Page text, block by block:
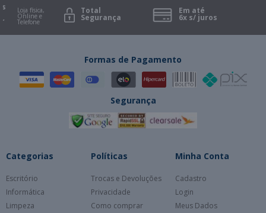
Loja física,
Online e
Telefone
Total
Segurança
Em até
6x s/ juros
Formas de Pagamento
Segurança
Categorias
Escritório
Informática
Limpeza
Políticas
Trocas e Devoluções
Privacidade
Como comprar
Minha Conta
Cadastro
Login
Meus Dados